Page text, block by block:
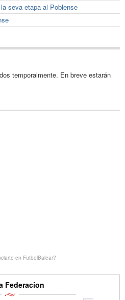
seva etapa al Poblense
temporalmente. En breve estarán
en FutbolBalear?
Federacion